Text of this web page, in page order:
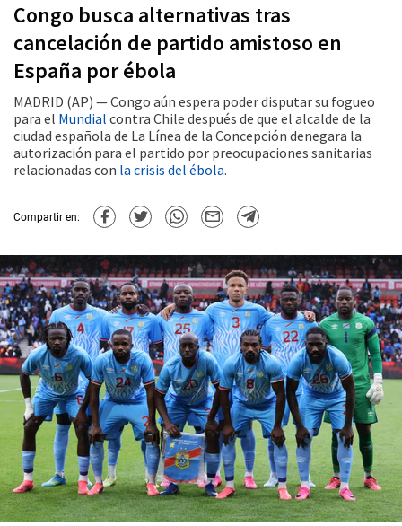
Congo busca alternativas tras
cancelación de partido amistoso en
España por ébola
MADRID (AP) — Congo aún espera poder disputar su fogueo
para el Mundial contra Chile después de que el alcalde de la
ciudad española de La Línea de la Concepción denegara la
autorización para el partido por preocupaciones sanitarias
relacionadas con la crisis del ébola.
Compartir en: